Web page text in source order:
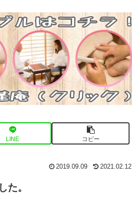
LINE コピー
2019.09.09 2021.02.12
た。